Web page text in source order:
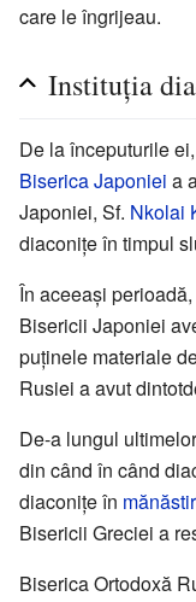
care le îngrijeau.
Instituția
De la începuturile
Biserica Japoniei a
Japoniei, Sf. Nkolai
diaconițe în timpul
În aceeași perioadă,
Bisericii Japoniei
puținele materiale
Rusiei a avut
De-a lungul
din când în când
diaconițe în
Bisericii Greciei a
Biserica Ortodoxă